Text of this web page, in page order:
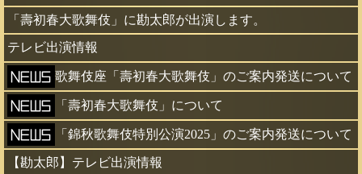
「壽初春大歌舞伎」に勘太郎が出演します。
テレビ出演情報
歌舞伎座「壽初春大歌舞伎」のご案内発送について
「壽初春大歌舞伎」について
「錦秋歌舞伎特別公演2025」のご案内発送について
【勘太郎】テレビ出演情報